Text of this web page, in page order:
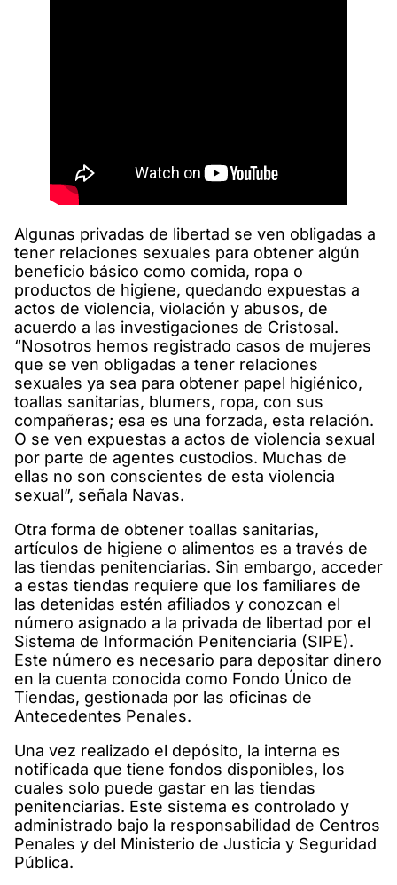
Algunas privadas de libertad se ven obligadas a
tener relaciones sexuales para obtener algún
beneficio básico como comida, ropa o
productos de higiene, quedando expuestas a
actos de violencia, violación y abusos, de
acuerdo a las investigaciones de Cristosal.
“Nosotros hemos registrado casos de mujeres
que se ven obligadas a tener relaciones
sexuales ya sea para obtener papel higiénico,
toallas sanitarias, blumers, ropa, con sus
compañeras; esa es una forzada, esta relación.
O se ven expuestas a actos de violencia sexual
por parte de agentes custodios. Muchas de
ellas no son conscientes de esta violencia
sexual”, señala Navas.
Otra forma de obtener toallas sanitarias,
artículos de higiene o alimentos es a través de
las tiendas penitenciarias. Sin embargo, acceder
a estas tiendas requiere que los familiares de
las detenidas estén afiliados y conozcan el
número asignado a la privada de libertad por el
Sistema de Información Penitenciaria (SIPE).
Este número es necesario para depositar dinero
en la cuenta conocida como Fondo Único de
Tiendas, gestionada por las oficinas de
Antecedentes Penales.
Una vez realizado el depósito, la interna es
notificada que tiene fondos disponibles, los
cuales solo puede gastar en las tiendas
penitenciarias. Este sistema es controlado y
administrado bajo la responsabilidad de Centros
Penales y del Ministerio de Justicia y Seguridad
Pública.